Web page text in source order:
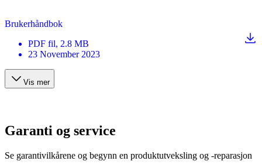
Brukerhåndbok
PDF fil, 2.8 MB
23 November 2023
Vis mer
Garanti og service
Se garantivilkårene og begynn en produktutveksling og -reparasjon